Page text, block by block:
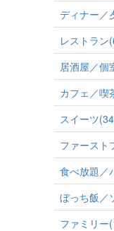
ディナー／
レストラン
居酒屋／個
カフェ／喫
スイーツ
ファースト
食べ放題／
ぼっち飯／
ファミリー